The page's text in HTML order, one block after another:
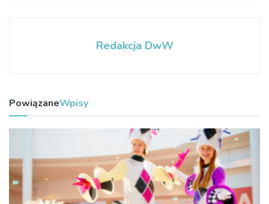
Redakcja DwW
PowiązaneWpisy